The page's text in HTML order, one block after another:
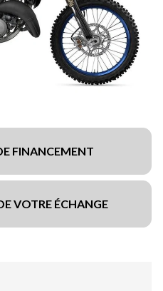
FINANCEMENT
VOTRE ÉCHANGE